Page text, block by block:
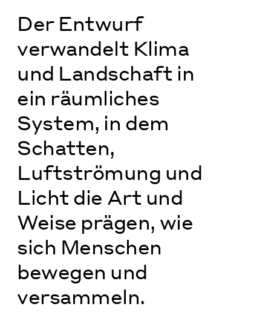
Der Entwurf
verwandelt Klima
und Landschaft in
ein räumliches
System, in dem
Schatten,
Luftströmung und
Licht die Art und
Weise prägen, wie
sich Menschen
bewegen und
versammeln.